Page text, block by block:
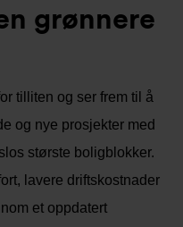
grønnere
tilliten og ser frem til å
og nye prosjekter med
største boligblokker.
lavere driftskostnader
et oppdatert